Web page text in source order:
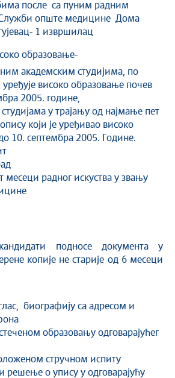
после са пуним радним
опште медицине Дома
1 извршилац
образовање-
академским студијима, по
уређује високо образовање почев
2005. године,
у трајању од најмање пет
који је уређивао високо
10. септембра 2005. Године.
месеци радног искуства у звању
подносе документа у
копије не старије од 6 месеци
биографију са адресом и
образовању одговарајућег
стручном испиту
о упису у одговарајућу